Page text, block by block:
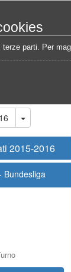
parti. Per
Germania -
2015-2016
Bundesliga